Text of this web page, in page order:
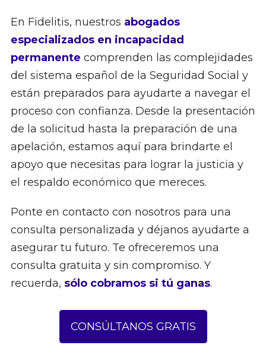
En Fidelitis, nuestros abogados
especializados en incapacidad
permanente comprenden las complejidades
del sistema español de la Seguridad Social y
están preparados para ayudarte a navegar el
proceso con confianza. Desde la presentación
de la solicitud hasta la preparación de una
apelación, estamos aquí para brindarte el
apoyo que necesitas para lograr la justicia y
el respaldo económico que mereces.
Ponte en contacto con nosotros para una
consulta personalizada y déjanos ayudarte a
asegurar tu futuro. Te ofreceremos una
consulta gratuita y sin compromiso. Y
recuerda, sólo cobramos si tú ganas.
CONSÚLTANOS GRATIS